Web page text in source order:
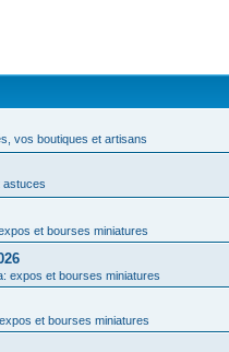
vos boutiques et artisans
astuces
et bourses miniatures
expos et bourses miniatures
et bourses miniatures